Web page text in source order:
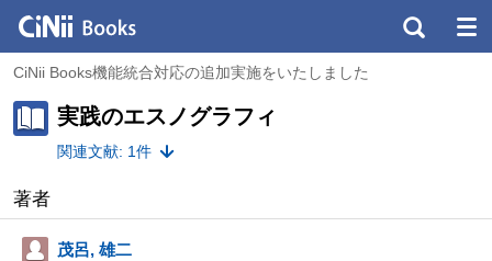
CiNii Books機能統合対応の追加実施をいたしました
実践のエスノグラフィ
関連文献: 1件
著者
茂呂, 雄二